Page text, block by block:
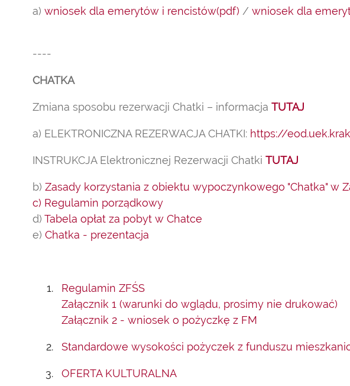
a) wniosek dla emerytów i rencistów(pdf) / wniosek dla
----
CHATKA
Zmiana sposobu rezerwacji Chatki – informacja TUTAJ
a) ELEKTRONICZNA REZERWACJA CHATKI: https://
INSTRUKCJA Elektronicznej Rezerwacji Chatki TUTAJ
b) Zasady korzystania z obiektu wypoczynkowego "Chatka" w
c) Regulamin porządkowy
d) Tabela opłat za pobyt w Chatce
e) Chatka - prezentacja
Regulamin ZFŚS
Załącznik 1 (warunki do wglądu, prosimy nie drukować)
Załącznik 2 - wniosek o pożyczkę z FM
Standardowe wysokości pożyczek z funduszu
OFERTA KULTURALNA